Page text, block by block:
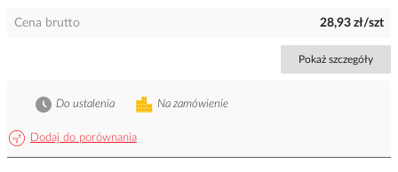
Cena brutto 28,93 zł/szt
Pokaż szczegóły
Dodaj do porównania
Na zamówienie
Do ustalenia